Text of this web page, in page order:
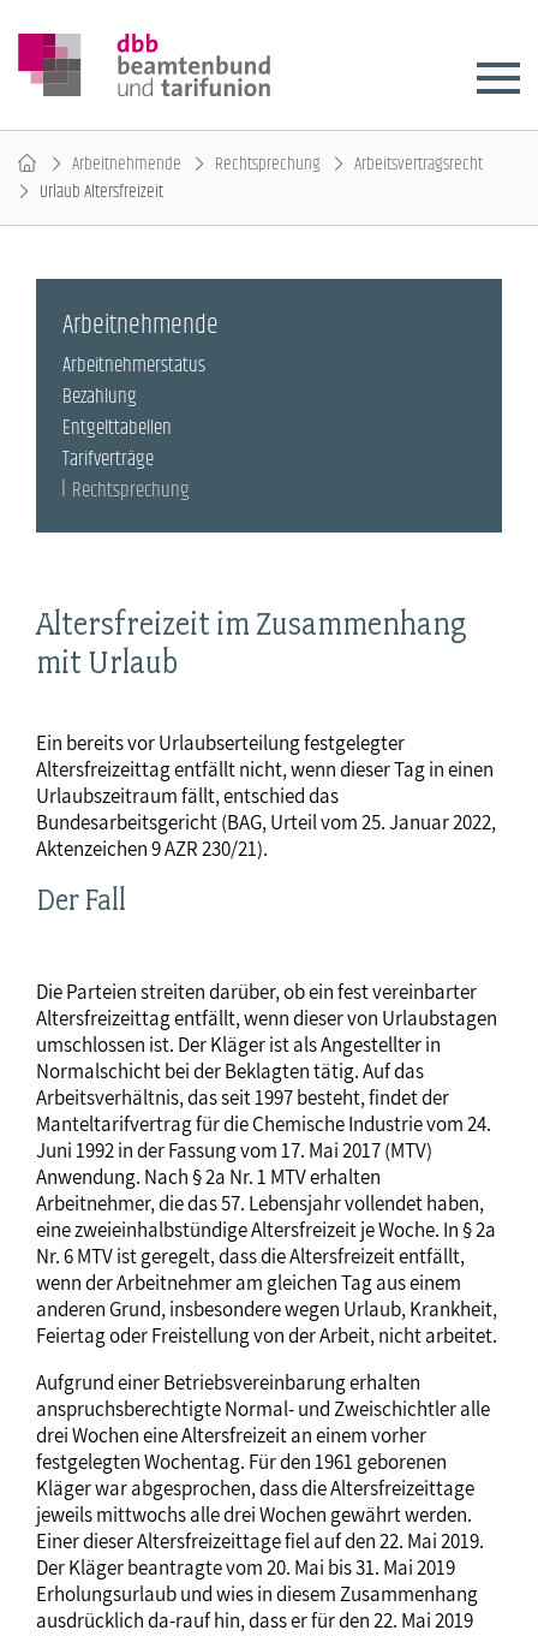
Arbeitnehmende Rechtsprechung
Arbeitsvertragsrecht
Urlaub Altersfreizeit
Altersfreizeit im Zusammenhang
mit Urlaub
Ein bereits vor Urlaubserteilung festgelegter
Altersfreizeittag entfällt nicht, wenn dieser Tag in einen
Urlaubszeitraum fällt, entschied das
Bundesarbeitsgericht (BAG, Urteil vom 25. Januar 2022,
Aktenzeichen 9 AZR 230/21).
Der Fall
Die Parteien streiten darüber, ob ein fest vereinbarter
Altersfreizeittag entfällt, wenn dieser von Urlaubstagen
umschlossen ist. Der Kläger ist als Angestellter in
Normalschicht bei der Beklagten tätig. Auf das
Arbeitsverhältnis, das seit 1997 besteht, findet der
Manteltarifvertrag für die Chemische Industrie vom 24.
Juni 1992 in der Fassung vom 17. Mai 2017 (MTV)
Anwendung. Nach § 2a Nr. 1 MTV erhalten
Arbeitnehmer, die das 57. Lebensjahr vollendet haben,
eine zweieinhalbstündige Altersfreizeit je Woche. In § 2a
Nr. 6 MTV ist geregelt, dass die Altersfreizeit entfällt,
wenn der Arbeitnehmer am gleichen Tag aus einem
anderen Grund, insbesondere wegen Urlaub, Krankheit,
Feiertag oder Freistellung von der Arbeit, nicht arbeitet.
Aufgrund einer Betriebsvereinbarung erhalten
anspruchsberechtigte Normal- und Zweischichtler alle
drei Wochen eine Altersfreizeit an einem vorher
festgelegten Wochentag. Für den 1961 geborenen
Kläger war abgesprochen, dass die Altersfreizeittage
jeweils mittwochs alle drei Wochen gewährt werden.
Einer dieser Altersfreizeittage fiel auf den 22. Mai 2019.
Der Kläger beantragte vom 20. Mai bis 31. Mai 2019
Erholungsurlaub und wies in diesem Zusammenhang
ausdrücklich da-rauf hin, dass er für den 22. Mai 2019
Arbeitnehmende
Arbeitnehmerstatus
Bezahlung
Entgelttabellen
Tarifverträge
Rechtsprechung